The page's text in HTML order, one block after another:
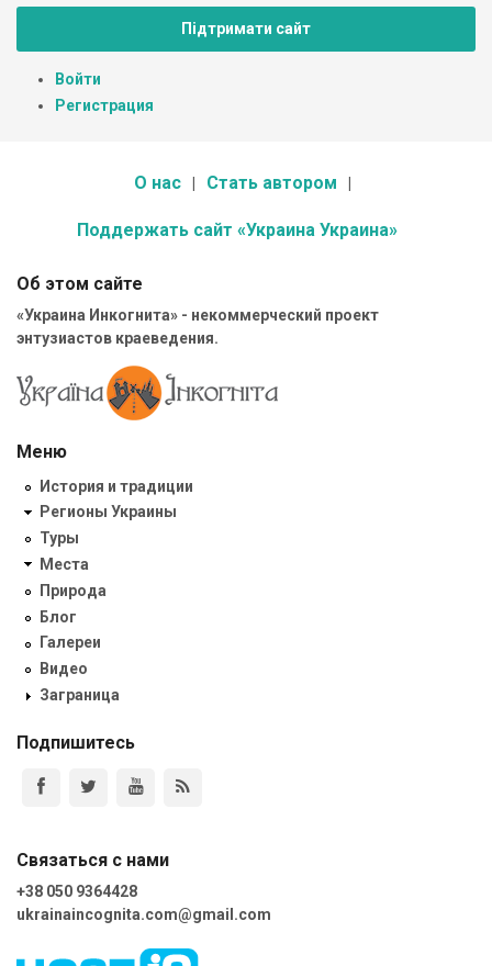
Підтримати сайт
Войти
Регистрация
О нас Стать автором
Поддержать сайт «Украина Украина»
Об этом сайте
«Украина Инкогнита» - некоммерческий проект
энтузиастов краеведения.
Меню
История и традиции
Регионы Украины
Туры
Места
Природа
Блог
Галереи
Видео
Заграница
Подпишитесь
Связаться с нами
+38 050 9364428
ukrainaincognita.com@gmail.com